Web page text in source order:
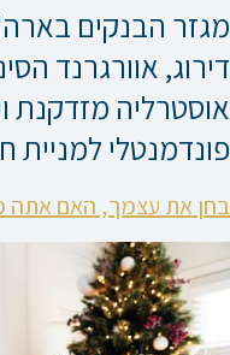
מגזר הבנקים
דירוג, אוורגרנד
אוסטרליה מזדקנת
פונדמנטלי למניית
בחן את עצמך, האם אתה